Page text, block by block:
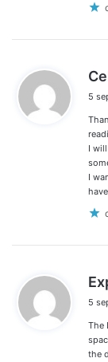
5
I
I
5
The
the